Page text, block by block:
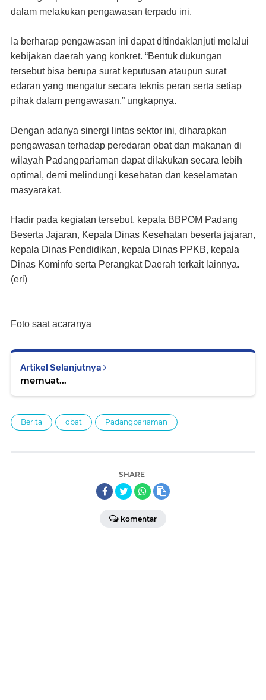
dalam melakukan pengawasan terpadu ini.
Ia berharap pengawasan ini dapat ditindaklanjuti melalui
kebijakan daerah yang konkret. “Bentuk dukungan
tersebut bisa berupa surat keputusan ataupun surat
edaran yang mengatur secara teknis peran serta setiap
pihak dalam pengawasan,” ungkapnya.
Dengan adanya sinergi lintas sektor ini, diharapkan
pengawasan terhadap peredaran obat dan makanan di
wilayah Padangpariaman dapat dilakukan secara lebih
optimal, demi melindungi kesehatan dan keselamatan
masyarakat.
Hadir pada kegiatan tersebut, kepala BBPOM Padang
Beserta Jajaran, Kepala Dinas Kesehatan beserta jajaran,
kepala Dinas Pendidikan, kepala Dinas PPKB, kepala
Dinas Kominfo serta Perangkat Daerah terkait lainnya.
(eri)
Foto saat acaranya
Artikel Selanjutnya
memuat...
Berita obat Padangpariaman
SHARE
komentar